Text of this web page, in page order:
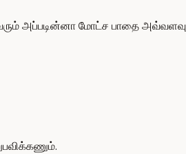
அப்படின்னா மோட்ச பாதை அவ்வளவு